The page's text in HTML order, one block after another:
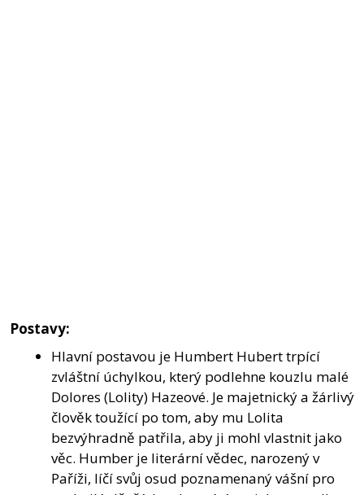
Postavy:
Hlavní postavou je Humbert Hubert trpící
zvláštní úchylkou, který podlehne kouzlu malé
Dolores (Lolity) Hazeové. Je majetnický a žárlivý
člověk toužící po tom, aby mu Lolita
bezvýhradně patřila, aby ji mohl vlastnit jako
věc. Humber je literární vědec, narozený v
Paříži, líčí svůj osud poznamenaný vášní pro